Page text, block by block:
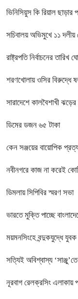
ভিনিসিয়ুস কি রিয়াল ছাড়ার
সচিবালয় অভিমুখে ১১ দলীয়
রাষ্ট্রপতি নির্বাচনের তারিখ
শরণখোলায় ওসির বিরুদ্ধে
সারাদেশে কালবৈশাখী ঝড়ের
ডিমের ডজন ৬৫ টাকা
কেন সঞ্জয়ের বায়োপিক
নবীনগরে কাজ না করেই
ডিমলায় সিপিবির স্মরণ সভা
ভারতে মুক্তি পাচ্ছে
ময়মনসিংহে বন্দুকযুদ্ধে
সত্যিই অবিশ্বাস্য
নূরবাগ রেলক্রসিং এলাকায়